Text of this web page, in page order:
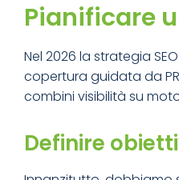
Pianificare
Nel 2026 la strategia
copertura guidata da
combini visibilità su
Definire